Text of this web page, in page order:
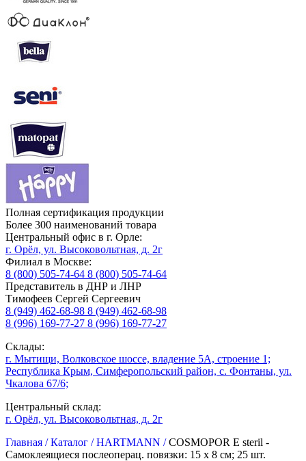
Полная сертификация продукции
Более 300 наименований товара
Центральный офис в г. Орле:
г. Орёл, ул. Высоковольтная, д. 2г
Филиал в Москве:
8 (800) 505-74-64 8 (800) 505-74-64
Представитель в ДНР и ЛНР
Тимофеев Сергей Сергеевич
8 (949) 462-68-98 8 (949) 462-68-98
8 (996) 169-77-27 8 (996) 169-77-27
Склады:
г. Мытищи, Волковское шоссе, владение 5А, строение 1;
Республика Крым, Симферопольский район, с. Фонтаны, ул.
Чкалова 67/6;
Центральный склад:
г. Орёл, ул. Высоковольтная, д. 2г
Главная /Каталог /HARTMANN /COSMOPOR E steril -
Самоклеящиеся послеоперац. повязки: 15 х 8 см; 25 шт.